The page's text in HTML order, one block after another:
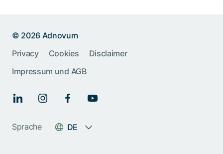
© 2026 Adnovum
Privacy
Cookies
Disclaimer
Impressum und AGB
Sprache DE
Help us improve:
Report an issue🐞
Give feedback 💬
specify)